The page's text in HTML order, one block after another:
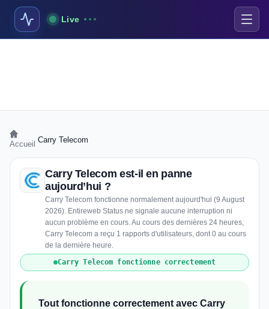
Live
Accueil Carry Telecom
Carry Telecom est-il en panne
aujourd’hui ?
Carry Telecom fonctionne normalement aujourd'hui (9 August
2026). Entireweb Status ne signale aucune interruption ni
aucun problème en cours. Au cours des dernières 24 heures,
Carry Telecom a reçu 1 rapports d'utilisateurs, dont 0 au cours
de la dernière heure.
Carry Telecom fonctionne correctement
Tout fonctionne correctement avec Carry